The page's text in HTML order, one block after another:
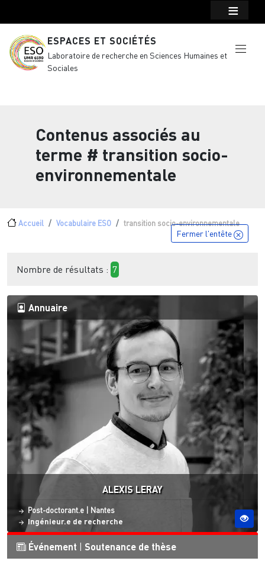
ESPACES ET SOCIÉTÉS
Laboratoire de recherche en Sciences Humaines et
Sociales
Contenus associés au
terme # transition socio-
environnementale
Fil d'Ariane
Accueil Vocabulaire ESO transition socio-environnementale
Fermer l'entête
Nombre de résultats : 7
Annuaire
ALEXIS LERAY
Statut
Post-doctorant.e Site ESO
Nantes
Ingénieur.e de recherche
Événement Soutenance de thèse